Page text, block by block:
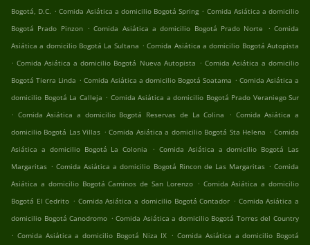
Bogotá, D.C. . Comida Asiática a domicilio Bogotá Spring . Comida Asiática a domicilio
Bogotá Prado Pinzon . Comida Asiática a domicilio Bogotá Prado Norte . Comida
Asiática a domicilio Bogotá La Sultana . Comida Asiática a domicilio Bogotá Autopista
. Comida Asiática a domicilio Bogotá Nueva Autopista . Comida Asiática a domicilio
Bogotá Tierra Linda . Comida Asiática a domicilio Bogotá Soatama . Comida Asiática a
domicilio Bogotá La Calleja . Comida Asiática a domicilio Bogotá Prado Veraniego Sur
. Comida Asiática a domicilio Bogotá Reservas de La Colina . Comida Asiática a
domicilio Bogotá Las Villas . Comida Asiática a domicilio Bogotá Sta Helena . Comida
Asiática a domicilio Bogotá La Colonia
. Comida Asiática a domicilio Bogotá Las
Margaritas . Comida Asiática a domicilio Bogotá Rincon de Las Margaritas . Comida
Asiática a domicilio Bogotá Caminos de San Lorenzo . Comida Asiática a domicilio
Bogotá El Cedrito . Comida Asiática a domicilio Bogotá Contador . Comida Asiática a
domicilio Bogotá Canodromo . Comida Asiática a domicilio Bogotá Torres del Country
. Comida Asiática a domicilio Bogotá Niza IX . Comida Asiática a domicilio Bogotá